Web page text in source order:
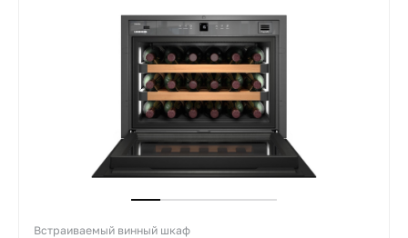
Встраиваемый винный шкаф